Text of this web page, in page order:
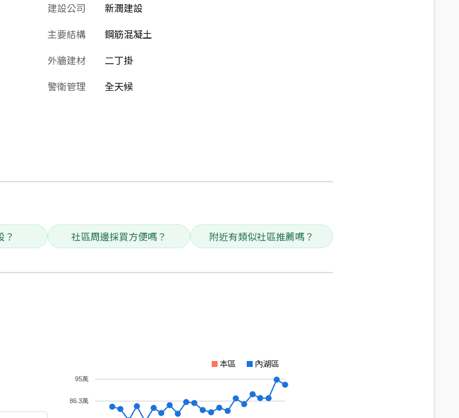
建設公司
新潤建設
主要結構
鋼筋混凝土
外牆建材
二丁掛
警衛管理
全天候
？ 社區周邊採買方便嗎？ 附近有類似社區推薦嗎？
本區 內湖區
86.3萬
95萬